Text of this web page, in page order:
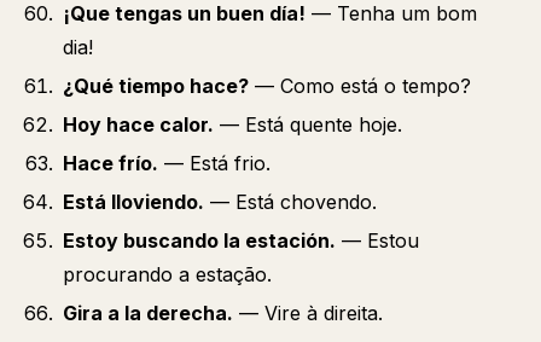
¡Que tengas un buen día! — Tenha um bom
dia!
¿Qué tiempo hace? — Como está o tempo?
Hoy hace calor. — Está quente hoje.
Hace frío. — Está frio.
Está lloviendo. — Está chovendo.
Estoy buscando la estación. — Estou
procurando a estação.
Gira a la derecha. — Vire à direita.